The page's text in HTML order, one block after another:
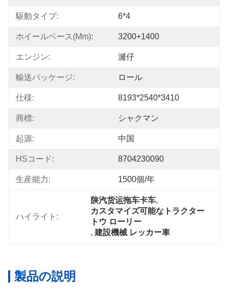
駆動タイプ: 6*4
ホイールベース(mm): 3200+1400
エンジン: 濰仔
輸送パッケージ: ロール
仕様: 8193*2540*3410
商標: シャクマン
起源: 中国
HSコード: 8704230090
生産能力: 1500個/年
ハイライト:
陕汽货运拖车卡车,
カスタマイズ可能なトラクター
トウ ローリー
, 建設機械 レッカー車
製品の説明